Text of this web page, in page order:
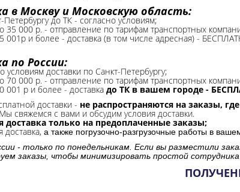
в Москву и Московскую область:
Петербургу до ТК - согласно условиям;
35 000 р. - отправление по тарифам транспортных
001р и более - доставка (в том числе адресная) -
по России:
условиям доставки по Санкт-Петербургу;
70 000 р. - отправление по тарифам транспортных
001 р и более - доставка до ТК в вашем городе -
доставки - не распространяются на заказы,
свяжемся с вами и обсудим условия доставки.
доставка только на предоплаченные заказы;
доставка, а также погрузочно-разгрузочные работы в
- только по понедельникам. Если вы разместили
заказы, чтобы минимизировать простой